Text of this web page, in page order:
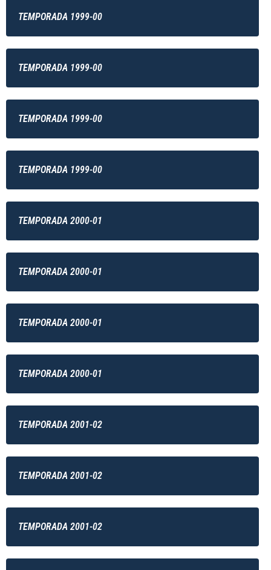
TEMPORADA 1999-00
TEMPORADA 1999-00
TEMPORADA 1999-00
TEMPORADA 1999-00
TEMPORADA 2000-01
TEMPORADA 2000-01
TEMPORADA 2000-01
TEMPORADA 2000-01
TEMPORADA 2001-02
TEMPORADA 2001-02
TEMPORADA 2001-02